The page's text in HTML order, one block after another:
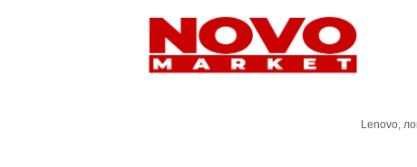
Lenovo,